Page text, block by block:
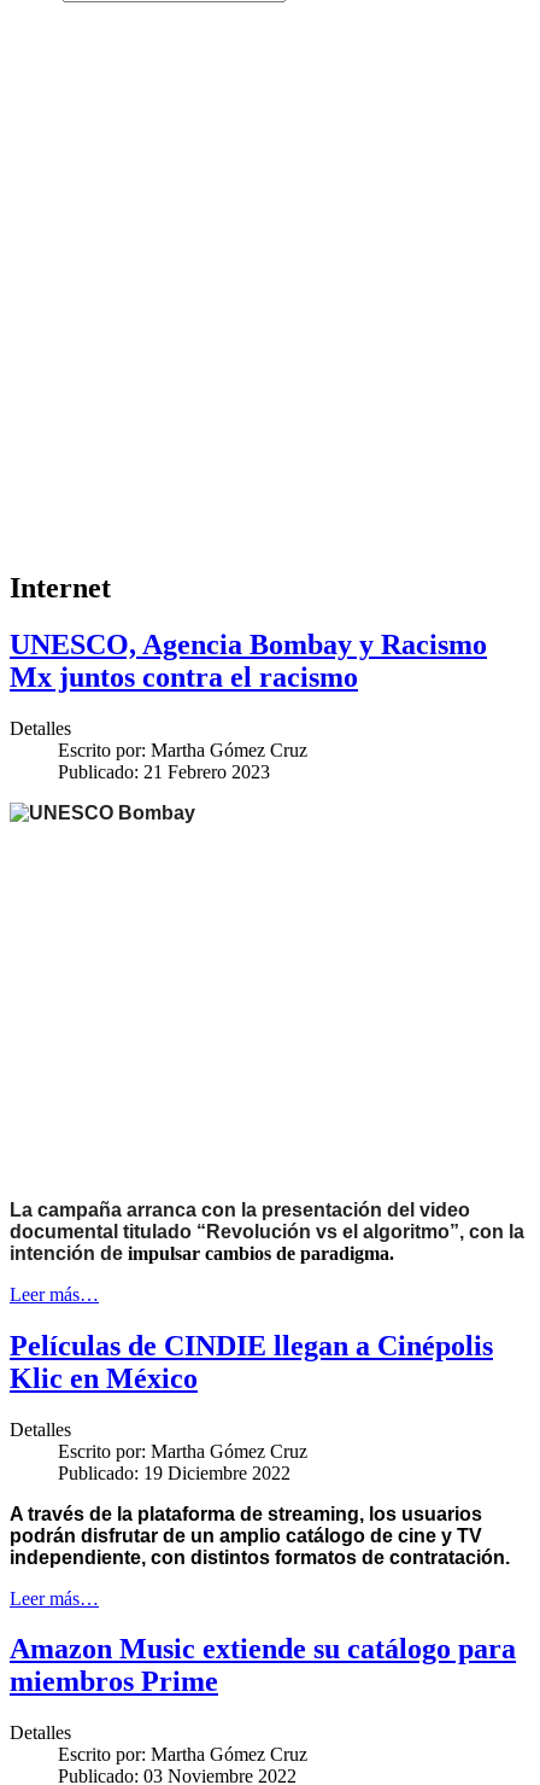
Internet
UNESCO, Agencia Bombay y Racismo
Mx juntos contra el racismo
Detalles
Escrito por: Martha Gómez Cruz
Publicado: 21 Febrero 2023
La campaña arranca con la presentación del video
documental titulado “Revolución vs el algoritmo”, con la
intención de impulsar cambios de paradigma.
Leer más…
Películas de CINDIE llegan a Cinépolis
Klic en México
Detalles
Escrito por: Martha Gómez Cruz
Publicado: 19 Diciembre 2022
A través de la plataforma de streaming, los usuarios
podrán disfrutar de un amplio catálogo de cine y TV
independiente, con distintos formatos de contratación.
Leer más…
Amazon Music extiende su catálogo para
miembros Prime
Detalles
Escrito por: Martha Gómez Cruz
Publicado: 03 Noviembre 2022